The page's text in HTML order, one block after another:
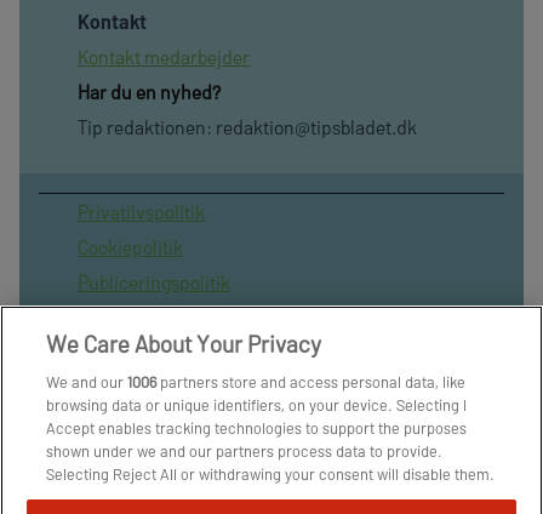
Kontakt
Kontakt medarbejder
Har du en nyhed?
Tip redaktionen: redaktion@tipsbladet.dk
Privatilvspolitik
Cookiepolitik
Publiceringspolitik
Spil ansvarligt
Administrer samtykke
Arkiv
Om os
We Care About Your Privacy
We and our1006partners store and access personal data, like
browsing data or unique identifiers, on your device. Selecting I
Accept enables tracking technologies to support the purposes
shown under we and our partners process data to provide.
Selecting Reject All or withdrawing your consent will disable them.
If trackers are disabled, some content and ads you see may not be